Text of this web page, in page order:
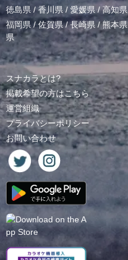
徳島県 /香川県 / 愛媛県/高知県
福岡県 / 佐賀県/長崎県 /熊本県
県
スナカラとは?
掲載希望の方はこちら
運営組織
プライバシーポリシー
お問い合わせ